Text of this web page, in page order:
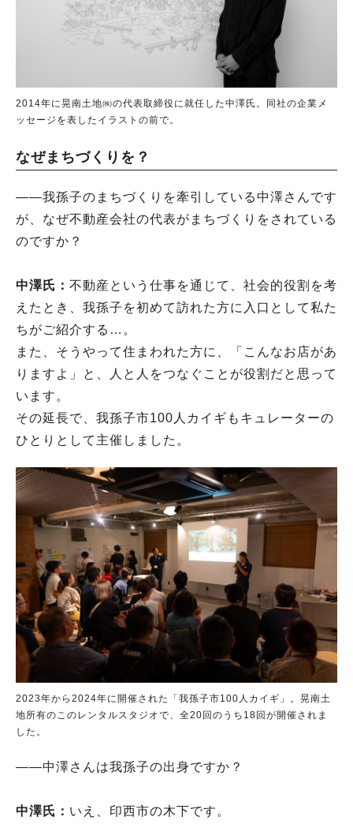
2014年に晃南土地㈱の代表取締役に就任した中澤氏。同社の企業メ
ッセージを表したイラストの前で。
なぜまちづくりを？
――我孫子のまちづくりを牽引している中澤さんです
が、なぜ不動産会社の代表がまちづくりをされている
のですか？
中澤氏： 不動産という仕事を通じて、社会的役割を考
えたとき、我孫子を初めて訪れた方に入口として私た
ちがご紹介する…。
また、そうやって住まわれた方に、「こんなお店があ
りますよ」と、人と人をつなぐことが役割だと思って
います。
その延長で、我孫子市100人カイギもキュレーターの
ひとりとして主催しました。
2023年から2024年に開催された「我孫子市100人カイギ」。晃南土
地所有のこのレンタルスタジオで、全20回のうち18回が開催されま
した。
――中澤さんは我孫子の出身ですか？
中澤氏： いえ、印西市の木下です。